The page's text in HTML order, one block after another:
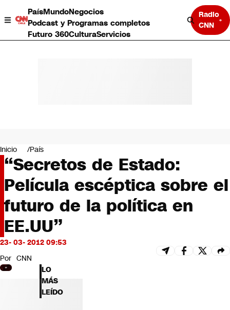
PaísMundoNegocios
Podcast y Programas completos
Futuro 360CulturaServicios
Radio
CNN
Negocios
Deportes
Programas completos
Cultura
Servicios
Bits
CNN tiempo
Futuro 360
Inicio País
“Secretos de Estado:
Película escéptica sobre el
futuro de la política en
EE.UU”
23- 03- 2012 09:53
Por CNN
LO
MÁS
LEÍDO